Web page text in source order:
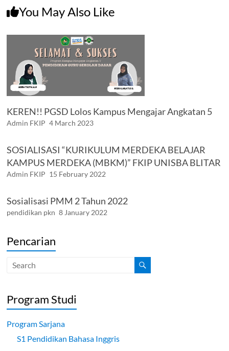
You May Also Like
KEREN!! PGSD Lolos Kampus Mengajar Angkatan 5
Admin FKIP 4 March 2023
SOSIALISASI “KURIKULUM MERDEKA BELAJAR
KAMPUS MERDEKA (MBKM)” FKIP UNISBA BLITAR
Admin FKIP 15 February 2022
Sosialisasi PMM 2 Tahun 2022
pendidikan pkn 8 January 2022
Pencarian
Program Studi
Program Sarjana
S1 Pendidikan Bahasa Inggris